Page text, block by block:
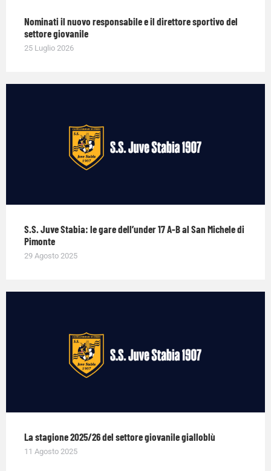
Nominati il nuovo responsabile e il direttore sportivo del
settore giovanile
25 Luglio 2026
S.S. Juve Stabia: le gare dell’under 17 A-B al San Michele di
Pimonte
29 Agosto 2025
La stagione 2025/26 del settore giovanile gialloblù
11 Agosto 2025